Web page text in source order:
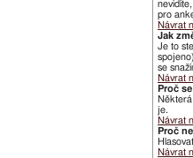
pro
Návrat
Jak
Je to
se
Návrat
Proč
je.
Návrat
Proč
Návrat